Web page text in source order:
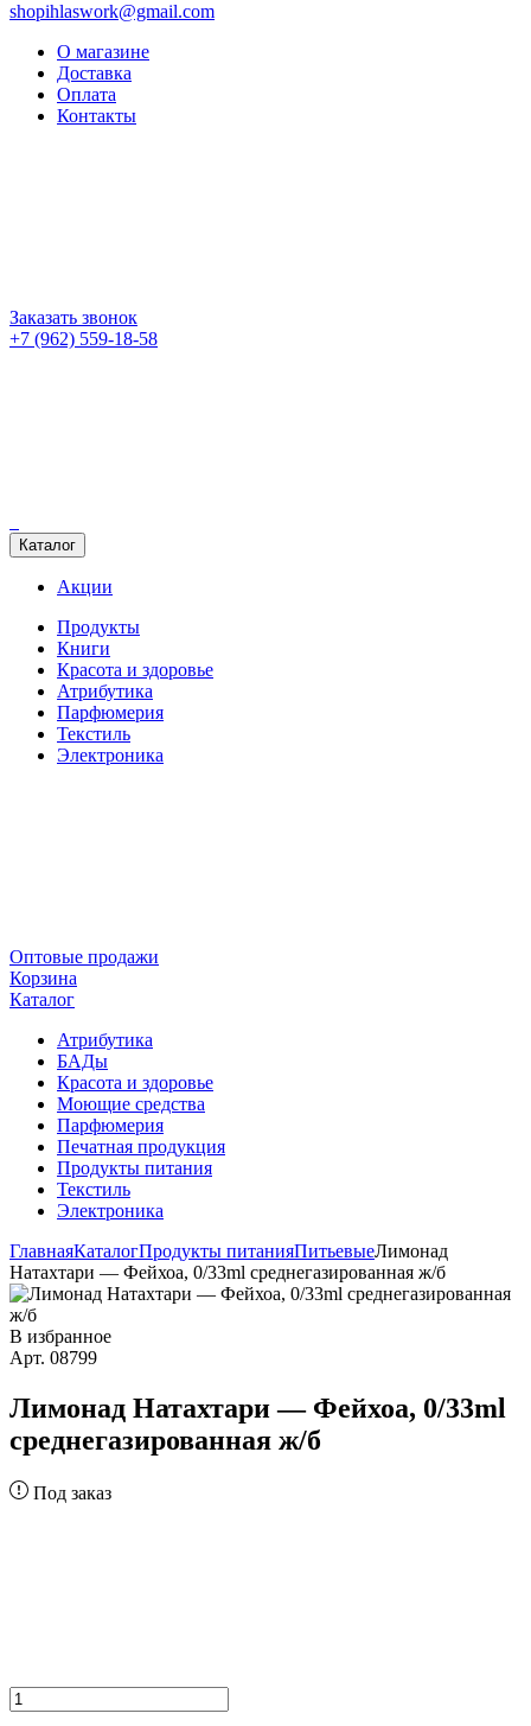
shopihlaswork@gmail.com
О магазине
Доставка
Оплата
Контакты
Заказать звонок
+7 (962) 559-18-58
Каталог
Акции
Продукты
Книги
Красота и здоровье
Атрибутика
Парфюмерия
Текстиль
Электроника
Оптовые продажи
Корзина
Каталог
Атрибутика
БАДы
Красота и здоровье
Моющие средства
Парфюмерия
Печатная продукция
Продукты питания
Текстиль
Электроника
ГлавнаяКаталогПродукты питанияПитьевыеЛимонад
Натахтари — Фейхоа, 0/33ml среднегазированная ж/б
В избранное
Арт. 08799
Лимонад Натахтари — Фейхоа, 0/33ml
среднегазированная ж/б
Под заказ